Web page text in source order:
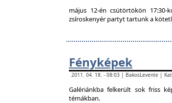
május 12-én csütörtökön
zsíroskenyér partyt tartunk a
Fényképek
2011. 04. 18. - 08:03 | BakosLevente |
Galériánkba felkerült sok friss
témákban.